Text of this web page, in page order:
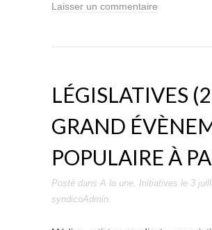
Laisser un commentaire
LÉGISLATIVES
GRAND
POPULAIRE À
Posté dans A la une, Initiatives le 3
syndicoAdmin.